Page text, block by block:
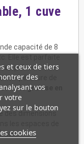
1 cuve
capacité de 8
prêtes à être
température de
de la graisse en
des dimensions
les espaces de
et ceux de tiers
des
vos
votre
sur le bouton
cookies